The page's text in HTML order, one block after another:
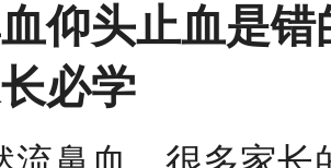
仰头止血是
必学